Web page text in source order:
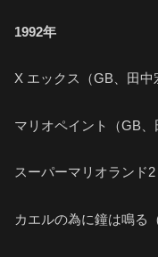
1992年
X エックス（GB、田中
マリオペイント（GB、
スーパーマリオランド2
カエルの為に鐘は鳴る